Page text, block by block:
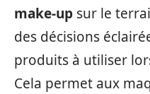
make-up sur le
des décisions
produits à utiliser
Cela permet aux